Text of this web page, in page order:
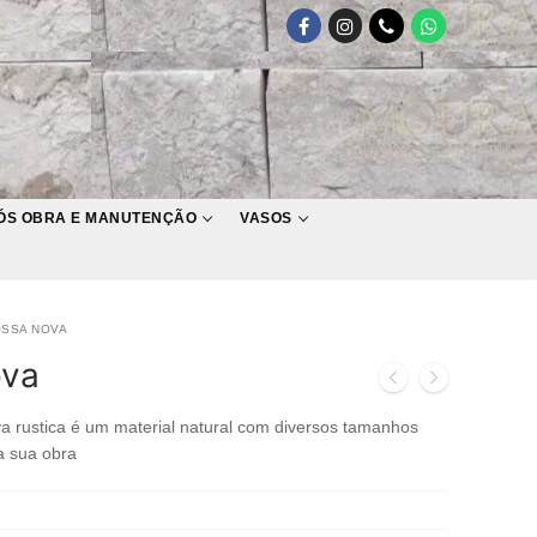
OBRA E MANUTENÇÃO VASOS
NOVA
rustica é um material natural com diversos tamanhos
sua obra